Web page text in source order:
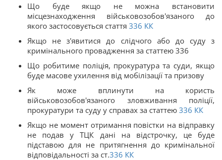
Що буде якщо не можна встановити
місцезнаходження військовозобов'язаного до
якого застосовується стаття 336 КК
Якщо не з'явитися до слідчого або до суду з
кримінального провадження за статтею 336
Що робитиме поліція, прокуратура та суди, якщо
буде масове ухилення від мобілізації та призову
Як може вплинути на користь
військовозобов'язаного зловживання поліції,
прокуратури та суду у справах за статтею 336 КК
Якщо не момент отримання повістки на відправку
не подав у ТЦК дані на відстрочку, це буде
підставою для не притягнення до кримінальної
відповідальності за ст.336 КК